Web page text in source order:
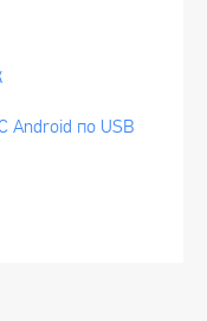
Android по USB